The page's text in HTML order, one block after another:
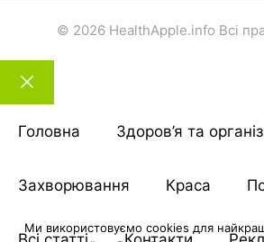
© 2026 HealthApple.info Всі
Закрити
тему
Головна Здоров’я та
Захворювання Краса
Ми використовуємо cookies для